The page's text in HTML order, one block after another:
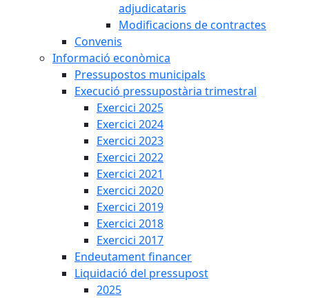
adjudicataris
Modificacions de contractes
Convenis
Informació econòmica
Pressupostos municipals
Execució pressupostària trimestral
Exercici 2025
Exercici 2024
Exercici 2023
Exercici 2022
Exercici 2021
Exercici 2020
Exercici 2019
Exercici 2018
Exercici 2017
Endeutament financer
Liquidació del pressupost
2025